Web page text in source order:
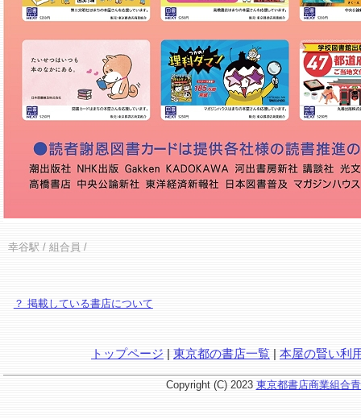
幸谷駅 / 組合員 /
？ 掲載している書店について
トップページ | 東京都の書店一覧 | 本屋の賢い利
Copyright (C) 2023 東京都書店商業組合